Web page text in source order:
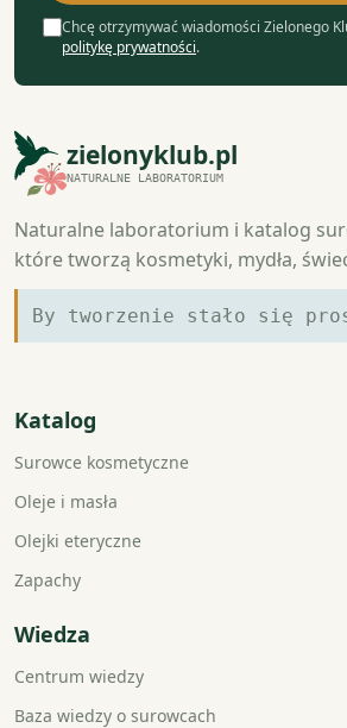
Chcę otrzymywać wiadomości Zielonego
politykę prywatności.
zielonyklub.pl
NATURALNE LABORATORIUM
Naturalne laboratorium i katalog
które tworzą kosmetyki, mydła,
By tworzenie stało się
Katalog
Surowce kosmetyczne
Oleje i masła
Olejki eteryczne
Zapachy
Wiedza
Centrum wiedzy
Baza wiedzy o surowcach